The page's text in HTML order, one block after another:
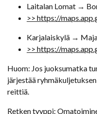
Laitalan Lomat →
>> https://
Karjalaiskylä →
>> https://
Huom: Jos juoksumatka
järjestää
reittiä.
Retken tyyppi: